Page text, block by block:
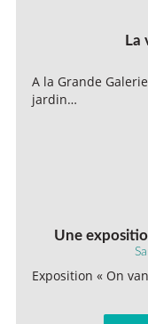
La
A la Grande
jardin…
Une
Exposition « On